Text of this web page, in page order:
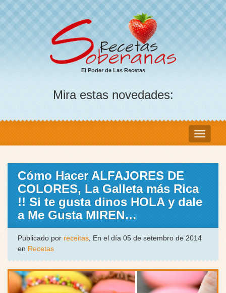
El Poder de Las Recetas
Mira estas novedades:
Cómo Hacer ALFAJORES DE
COLORES, La Galleta más Rica
!! Si te gusta dinos HOLA y dale
a Me Gusta MIREN…
Publicado por receitas, En el día 05 de setembro de 2014
en Recetas